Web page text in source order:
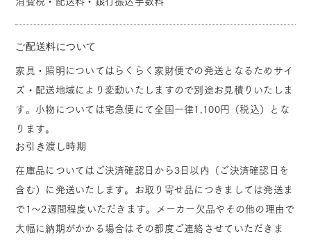
ご配送料について
家具・照明についてはらくらく家財便での発送となるためサイ
ズ・配送地域により変動いたしますので別途お見積りいたしま
す。小物については宅急便にて全国一律1,100円（税込）とな
ります。
お引き渡し時期
在庫品についてはご決済確認日から3日以内（ご決済確認日を
含む）に発送いたします。お取り寄せ品につきましては発送ま
で1～2週間程度いただきます。メーカー欠品やその他の理由で
大幅に納期がかかる場合はその都度ご連絡させていただきま